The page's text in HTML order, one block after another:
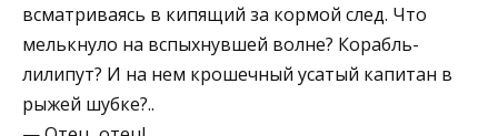
всматриваясь в кипящий за кормой след. Что
мелькнуло на вспыхнувшей волне? Корабль-
лилипут? И на нем крошечный усатый капитан в
рыжей шубке?..